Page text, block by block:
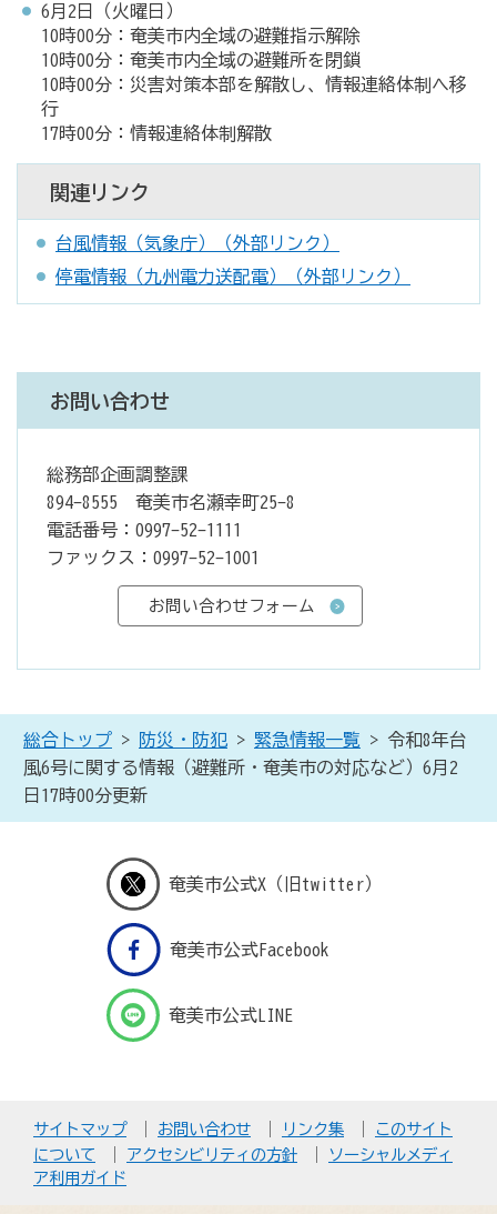
6月2日（火曜日）
10時00分：奄美市内全域の避難指示解除
10時00分：奄美市内全域の避難所を閉鎖
10時00分：災害対策本部を解散し、情報連絡体制へ移
行
17時00分：情報連絡体制解散
関連リンク
台風情報（気象庁）（外部リンク）
停電情報（九州電力送配電）（外部リンク）
お問い合わせ
総務部企画調整課
894-8555 奄美市名瀬幸町25-8
電話番号：0997-52-1111
ファックス：0997-52-1001
総合トップ > 防災・防犯 > 緊急情報一覧 > 令和8年台
風6号に関する情報（避難所・奄美市の対応など）6月2
日17時00分更新
奄美市公式X（旧twitter）
奄美市公式Facebook
奄美市公式LINE
サイトマップ お問い合わせ リンク集
このサイト
について
アクセシビリティの方針
ソーシャルメディ
ア利用ガイド